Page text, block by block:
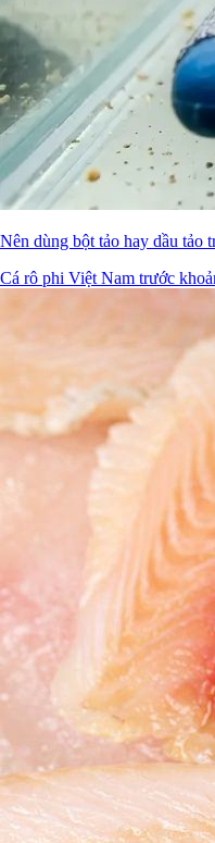
Nên dùng bột tảo hay dầu tảo
Cá rô phi Việt Nam trước